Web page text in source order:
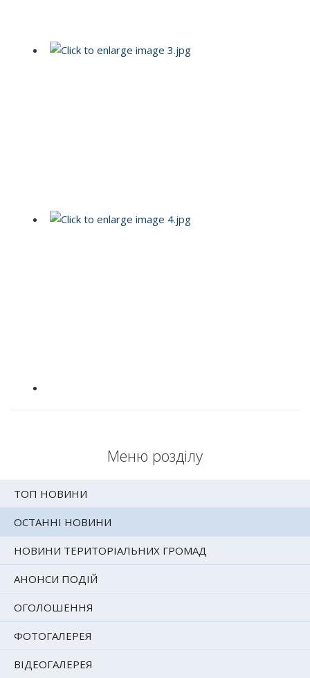
Меню розділу
ТОП НОВИНИ
ОСТАННІ НОВИНИ
НОВИНИ ТЕРИТОРІАЛЬНИХ ГРОМАД
АНОНСИ ПОДІЙ
ОГОЛОШЕННЯ
ФОТОГАЛЕРЕЯ
ВІДЕОГАЛЕРЕЯ